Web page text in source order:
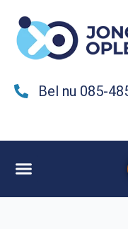
Bel nu 085-